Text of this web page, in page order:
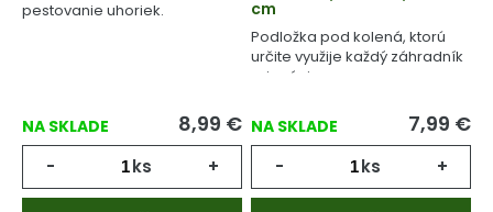
pestovanie uhoriek.
NA SKLADE 8,99 €
- ks +
cm
Podložka pod kolená, ktorú
určite využije každý záhradník
pri práci.
NA SKLADE 7,99 €
- ks +